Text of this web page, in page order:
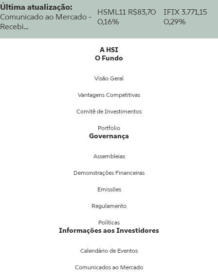
Última atualização:
Comunicado ao Mercado -
Recebi...
HSML11 R$83,70
0,16%
IFIX 3.771,15
0,29%
A HSI
O Fundo
Visão Geral
Vantagens Competitivas
Comitê de Investimentos
Portfolio
Governança
Assembleias
Demonstrações Financeiras
Emissões
Regulamento
Políticas
Informações aos Investidores
Calendário de Eventos
Comunicados ao Mercado